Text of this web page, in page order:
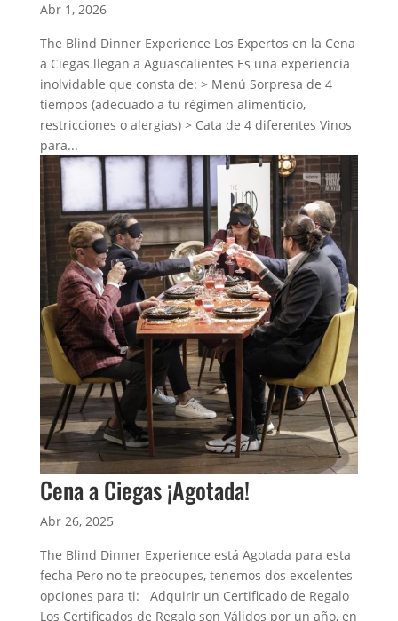
Abr 1, 2026
The Blind Dinner Experience Los Expertos en la Cena
a Ciegas llegan a Aguascalientes Es una experiencia
inolvidable que consta de: > Menú Sorpresa de 4
tiempos (adecuado a tu régimen alimenticio,
restricciones o alergias) > Cata de 4 diferentes Vinos
para...
Cena a Ciegas ¡Agotada!
Abr 26, 2025
The Blind Dinner Experience está Agotada para esta
fecha Pero no te preocupes, tenemos dos excelentes
opciones para ti: Adquirir un Certificado de Regalo
Los Certificados de Regalo son Válidos por un año, en